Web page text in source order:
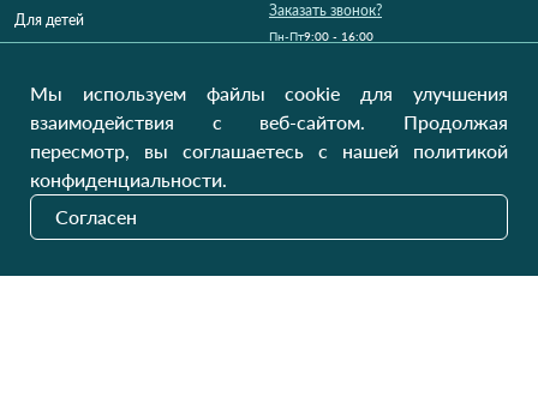
Для детей
Заказать звонок?
Пн-Пт9:00 - 16:00
Україна, Луцьк, 43000
Наши обновления
Отправить
Мы используем файлы cookie для улучшения
взаимодействия с веб-сайтом. Продолжая
пересмотр, вы соглашаетесь с нашей политикой
конфиденциальности.
Согласен